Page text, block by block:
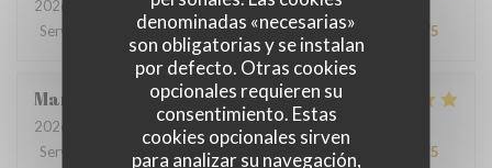
denominadas «necesarias»
son obligatorias y se instalan
por defecto. Otras cookies
opcionales requieren su
consentimiento. Estas
cookies opcionales sirven
para analizar su navegación,
2026-07-24
- 19:00 - Invitados 4
Servicio
Ambiente: 4/5 Menú:5/5 Calidad / Precio /5
Mandy
2026-07-18
- 20:00 - Invitados 2
Servicio
5/5 Calidad / Precio /5